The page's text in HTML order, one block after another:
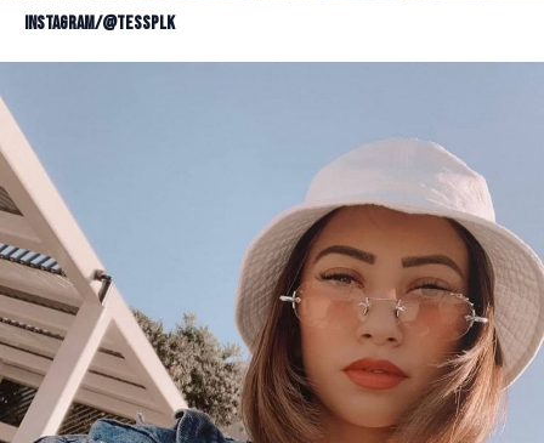
Instagram/@tessplk